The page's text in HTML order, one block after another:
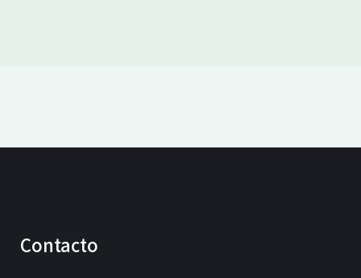
Contacto